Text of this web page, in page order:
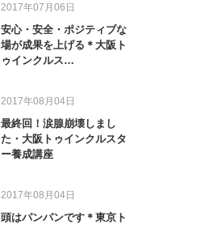
2017年07月06日
安心・安全・ポジティブな
場が成果を上げる＊大阪ト
ゥインクルス…
2017年08月04日
最終回！涙腺崩壊しまし
た・大阪トゥインクルスタ
ー養成講座
2017年08月04日
頭はパンパンです＊東京ト